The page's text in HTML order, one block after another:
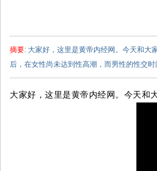
摘要: 大家好，这里是黄帝内经网。今天和大
后，在女性尚未达到性高潮，而男性的性交时
大家好，这里是黄帝内经网。今天和